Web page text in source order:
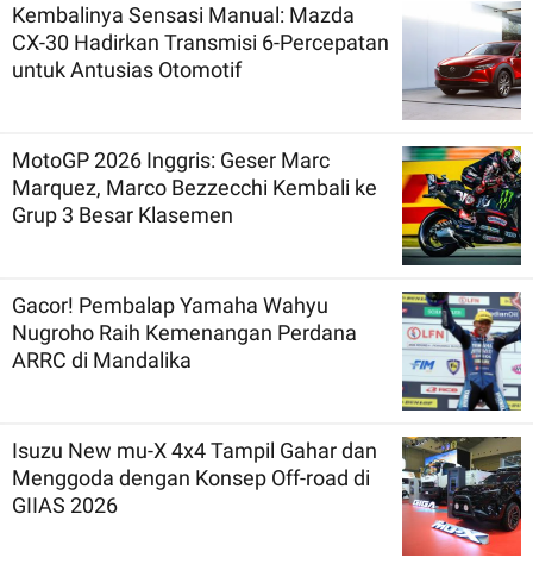
Kembalinya Sensasi Manual: Mazda
CX-30 Hadirkan Transmisi 6-Percepatan
untuk Antusias Otomotif
MotoGP 2026 Inggris: Geser Marc
Marquez, Marco Bezzecchi Kembali ke
Grup 3 Besar Klasemen
Gacor! Pembalap Yamaha Wahyu
Nugroho Raih Kemenangan Perdana
ARRC di Mandalika
Isuzu New mu-X 4x4 Tampil Gahar dan
Menggoda dengan Konsep Off-road di
GIIAS 2026